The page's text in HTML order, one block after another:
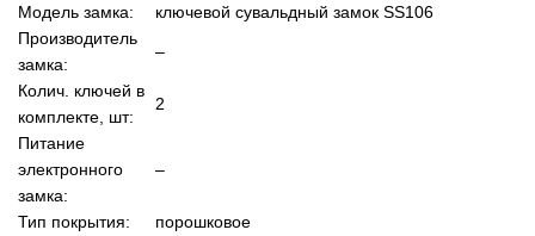
Модель замка:
ключевой сувальдный замок SS106
Производитель
замка:
–
Колич. ключей в
комплекте, шт:
2
Питание
электронного
замка:
–
Тип покрытия: порошковое